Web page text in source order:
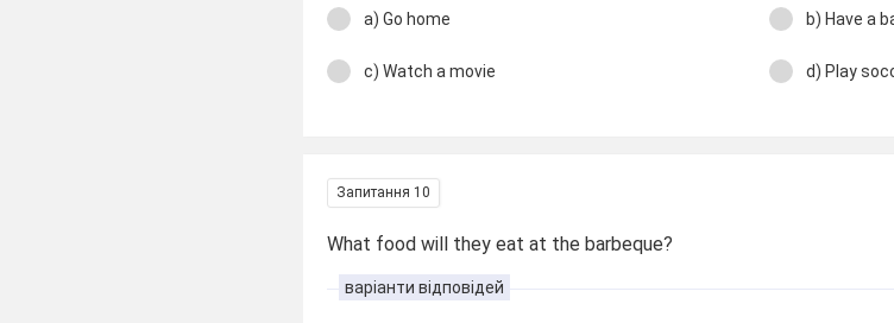
a) Go home b) Have a
c) Watch a movie d) Play
Запитання 10
What food will they eat at the barbeque?
варіанти відповідей